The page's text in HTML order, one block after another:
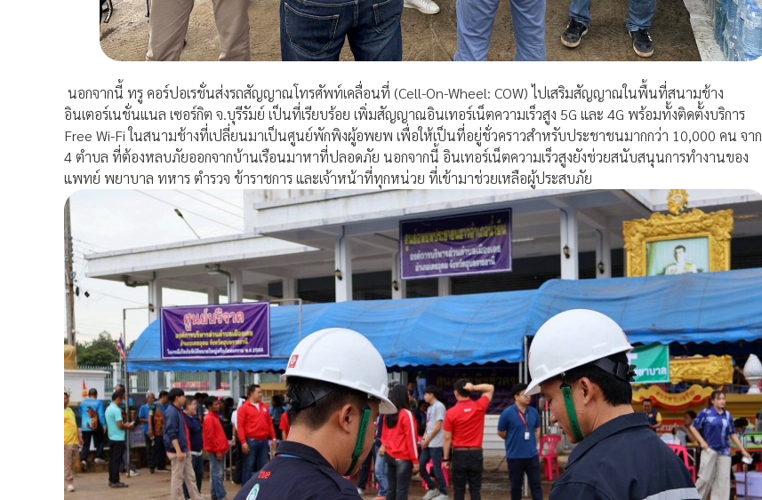
นอกจากนี้ ทรู คอร์ปอเรชั่นส่งรถสัญญาณโทรศัพท์เคลื่อนที่ (Cell-On-Wheel: COW) ไปเสริมสัญญาณในพื้นที่สนามช้าง
อินเตอร์เนชั่นแนล เซอร์กิต จ.บุรีรัมย์ เป็นที่เรียบร้อย เพิ่มสัญญาณอินเทอร์เน็ตความเร็วสูง 5G และ 4G พร้อมทั้งติดตั้งบริการ
Free Wi-Fi ในสนามช้างที่เปลี่ยนมาเป็นศูนย์พักพิงผู้อพยพ เพื่อให้เป็นที่อยู่ชั่วคราวสำหรับประชาชนมากกว่า 10,000 คน จาก
4 ตำบล ที่ต้องหลบภัยออกจากบ้านเรือนมาหาที่ปลอดภัย นอกจากนี้ อินเทอร์เน็ตความเร็วสูงยังช่วยสนับสนุนการทำงานของ
แพทย์ พยาบาล ทหาร ตำรวจ ข้าราชการ และเจ้าหน้าที่ทุกหน่วย ที่เข้ามาช่วยเหลือผู้ประสบภัย